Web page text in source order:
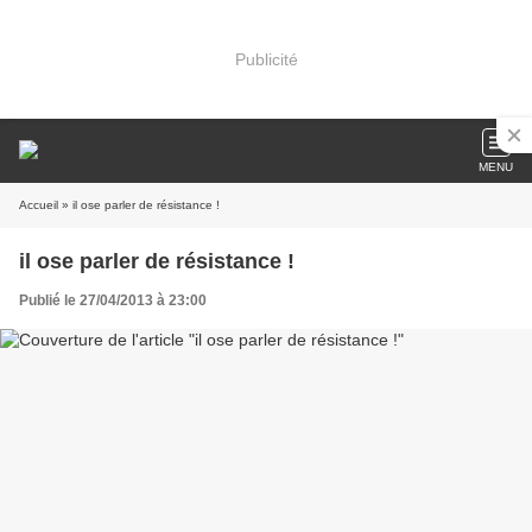
Publicité
MENU
Accueil » il ose parler de résistance !
il ose parler de résistance !
Publié le 27/04/2013 à 23:00